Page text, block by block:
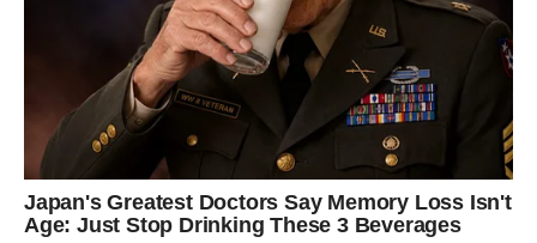
. Kada ležimo na boku ili stomaku, mišići lica i vilice
se opuštaju, a usta se često blago otvore. U takvom stanju
pljuvačka nema prepreku da iscuri.
Suprotno tome, spavanje na leđima
omogućava da se
pljuvačka zadrži u ustima i prirodno proguta. Zbog toga ljudi
koji spavaju na leđima znatno ređe imaju ovaj problem.